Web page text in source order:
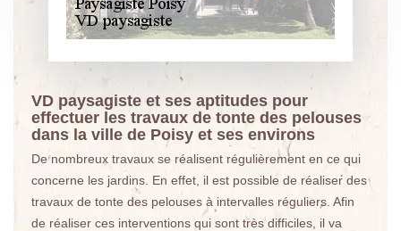
VD paysagiste et ses aptitudes pour
effectuer les travaux de tonte des pelouses
dans la ville de Poisy et ses environs
De nombreux travaux se réalisent régulièrement en ce qui
concerne les jardins. En effet, il est possible de réaliser des
travaux de tonte des pelouses à intervalles réguliers. Afin
de réaliser ces interventions qui sont très difficiles, il va